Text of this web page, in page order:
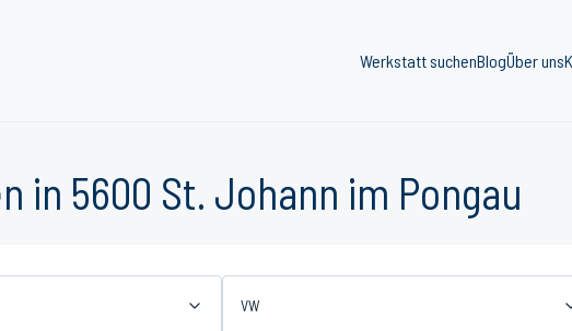
Werkstatt suchenBlogÜber uns
in 5600 St. Johann im Pongau
VW